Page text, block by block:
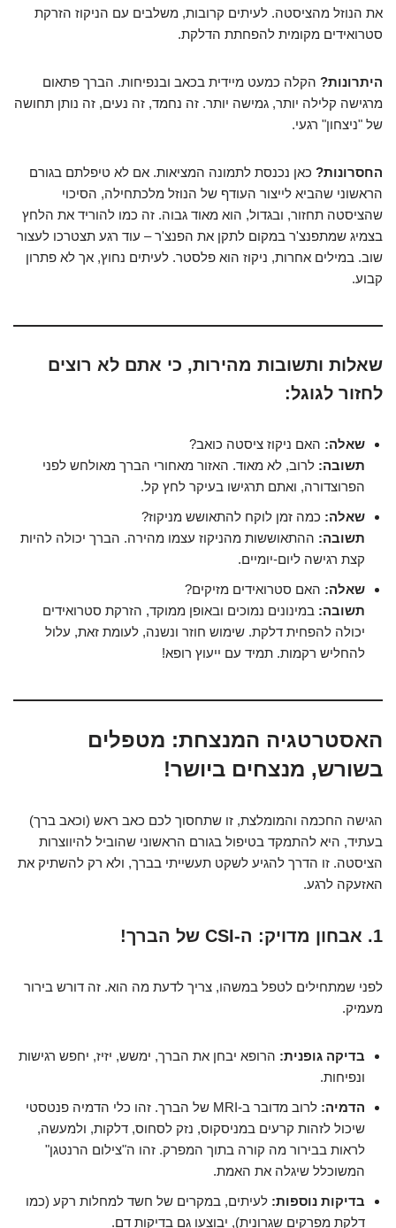
את הנוזל מהציסטה. לעיתים קרובות, משלבים עם הניקוז הזרקת
סטרואידים מקומית להפחתת הדלקת.
היתרונות? הקלה כמעט מיידית בכאב ובנפיחות. הברך פתאום
מרגישה קלילה יותר, גמישה יותר. זה נחמד, זה נעים, זה נותן תחושה
של "ניצחון" רגעי.
החסרונות? כאן נכנסת לתמונה המציאות. אם לא טיפלתם בגורם
הראשוני שהביא לייצור העודף של הנוזל מלכתחילה, הסיכוי
שהציסטה תחזור, ובגדול, הוא מאוד גבוה. זה כמו להוריד את הלחץ
בצמיג שמתפנצ'ר במקום לתקן את הפנצ'ר – עוד רגע תצטרכו לעצור
שוב. במילים אחרות, ניקוז הוא פלסטר. לעיתים נחוץ, אך לא פתרון
קבוע.
שאלות ותשובות מהירות, כי אתם לא רוצים
לחזור לגוגל:
שאלה: האם ניקוז ציסטה כואב?
תשובה: לרוב, לא מאוד. האזור מאחורי הברך מאולחש לפני
הפרוצדורה, ואתם תרגישו בעיקר לחץ קל.
שאלה: כמה זמן לוקח להתאושש מניקוז?
תשובה: ההתאוששות מהניקוז עצמו מהירה. הברך יכולה להיות
קצת רגישה ליום-יומיים.
שאלה: האם סטרואידים מזיקים?
תשובה: במינונים נמוכים ובאופן ממוקד, הזרקת סטרואידים
יכולה להפחית דלקת. שימוש חוזר ונשנה, לעומת זאת, עלול
להחליש רקמות. תמיד עם ייעוץ רופא!
האסטרטגיה המנצחת: מטפלים
בשורש, מנצחים ביושר!
הגישה החכמה והמומלצת, זו שתחסוך לכם כאב ראש (וכאב ברך)
בעתיד, היא להתמקד בטיפול בגורם הראשוני שהוביל להיווצרות
הציסטה. זו הדרך להגיע לשקט תעשייתי בברך, ולא רק להשתיק את
האזעקה לרגע.
1. אבחון מדויק: ה-CSI של הברך!
לפני שמתחילים לטפל במשהו, צריך לדעת מה הוא. זה דורש בירור
מעמיק.
בדיקה גופנית: הרופא יבחן את הברך, ימשש, יזיז, יחפש רגישות
ונפיחות.
הדמיה:
לרוב מדובר ב-MRI של הברך. זהו כלי הדמיה פנטסטי
שיכול לזהות קרעים במניסקוס, נזק לסחוס, דלקות, ולמעשה,
לראות בבירור מה קורה בתוך המפרק. זהו ה"צילום הרנטגן"
המשוכלל שיגלה את האמת.
בדיקות נוספות: לעיתים, במקרים של חשד למחלות רקע (כמו
דלקת מפרקים שגרונית), יבוצעו גם בדיקות דם.